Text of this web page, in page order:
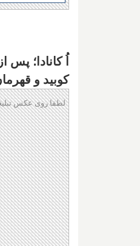
اُ کانادا؛
کوبید و
لطفا روی عکس